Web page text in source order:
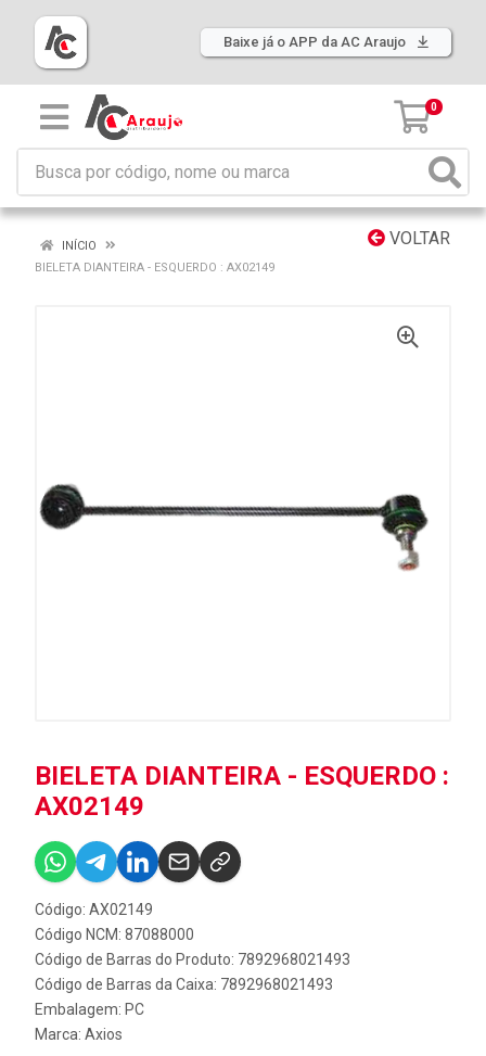
Baixe já o APP da AC Araujo
0
VOLTAR
INÍCIO
BIELETA DIANTEIRA - ESQUERDO : AX02149
BIELETA DIANTEIRA - ESQUERDO :
AX02149
Código: AX02149
Código NCM: 87088000
Código de Barras do Produto: 7892968021493
Código de Barras da Caixa: 7892968021493
Embalagem: PC
Marca: Axios